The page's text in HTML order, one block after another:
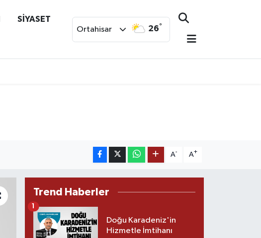
SİYASET
Ortahisar 26°
A- A+
Trend Haberler
Doğu Karadeniz'in
Hizmetle İmtihanı
1